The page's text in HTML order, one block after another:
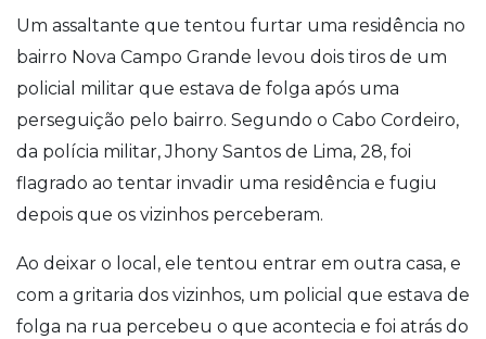
Um assaltante que tentou furtar uma residência no
bairro Nova Campo Grande levou dois tiros de um
policial militar que estava de folga após uma
perseguição pelo bairro. Segundo o Cabo Cordeiro,
da polícia militar, Jhony Santos de Lima, 28, foi
flagrado ao tentar invadir uma residência e fugiu
depois que os vizinhos perceberam.
Ao deixar o local, ele tentou entrar em outra casa, e
com a gritaria dos vizinhos, um policial que estava de
folga na rua percebeu o que acontecia e foi atrás do